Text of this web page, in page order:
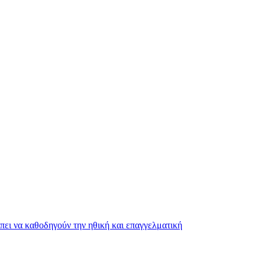
να καθοδηγούν την ηθική και επαγγελματική